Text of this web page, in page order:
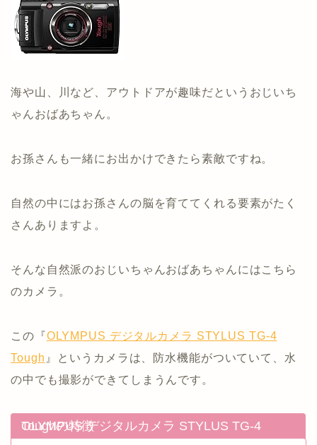
海や山、川など、アウトドアが趣味だというおじいち
ゃんおばあちゃん。
お孫さんも一緒にお出かけできたら素敵ですね。
自然の中にはお孫さんの脳を育ててくれる要素がたく
さんありますよ。
そんな自然派のおじいちゃんおばあちゃんにはこちら
のカメラ。
この『OLYMPUS デジタルカメラ STYLUS TG-4
Tough 』というカメラは、防水機能がついていて、水
の中でも撮影ができてしまうんです。
OLYMPUS デジタルカメラ STYLUS TG-4 Toughの特徴